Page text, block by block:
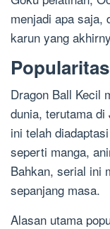
menjadi apa saja,
karun yang
Dragon Ball Kecil
dunia, terutama
ini telah
seperti manga,
Bahkan, serial ini
sepanjang masa.
Alasan utama